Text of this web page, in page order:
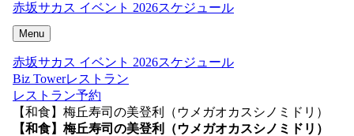
赤坂サカス イベント 2026スケジュール
Menu
赤坂サカス イベント 2026スケジュール
Biz Towerレストラン
レストラン予約
【和食】梅丘寿司の美登利（ウメガオカスシノミドリ）
【和食】梅丘寿司の美登利（ウメガオカスシノミドリ）